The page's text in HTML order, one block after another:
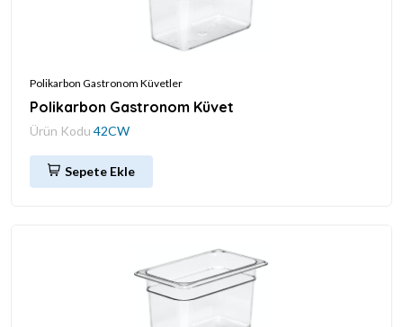
Polikarbon Gastronom Küvetler
Polikarbon Gastronom Küvet
Ürün Kodu 42CW
Sepete Ekle